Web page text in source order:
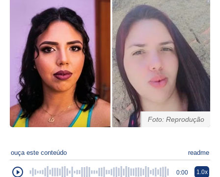
Foto: Reprodução
ouça este conteúdo readme
0:00 1.0x